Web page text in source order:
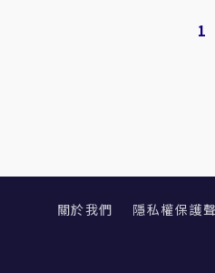
1
關於我們 隱私權保護